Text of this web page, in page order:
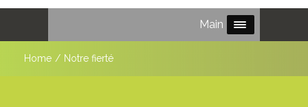
Main Menu
Home / Notre fierté